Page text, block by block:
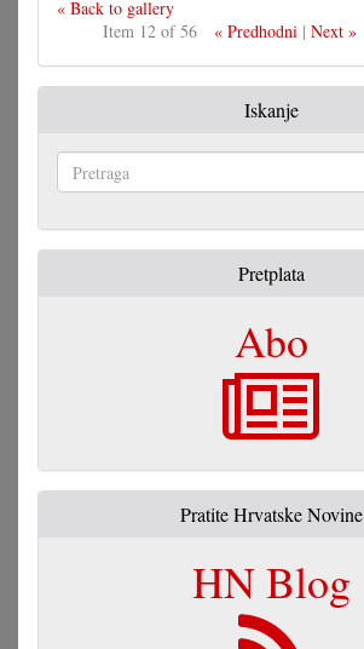
« Back to gallery
Item 12 of 56
« Predhodni| Next »
Iskanje
Pretplata
Abo
Pratite Hrvatske Novine
HN Blog